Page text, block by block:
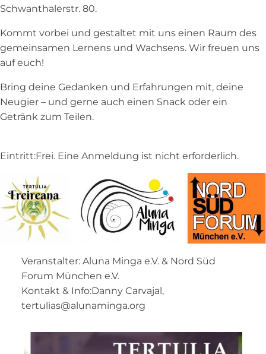
Schwanthalerstr. 80.
Kommt vorbei und gestaltet mit uns einen Raum des
gemeinsamen Lernens und Wachsens. Wir freuen uns
auf euch!
Bring deine Gedanken und Erfahrungen mit, deine
Neugier – und gerne auch einen Snack oder ein
Getränk zum Teilen.
Eintritt:Frei. Eine Anmeldung ist nicht erforderlich.
Veranstalter: Aluna Minga e.V. & Nord Süd
Forum München e.V.
Kontakt & Info:Danny Carvajal,
tertulias@alunaminga.org